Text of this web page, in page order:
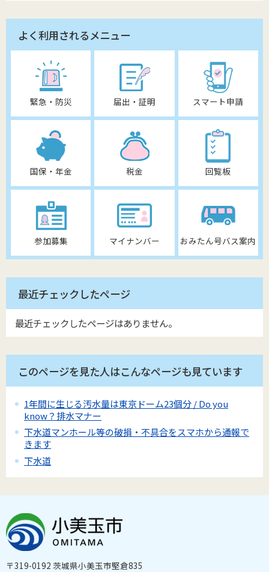
よく利用されるメニュー
緊急・防災 届出・証明 スマート申請
国保・年金 税金 回覧板
参加募集 マイナンバー おみたん号バス案内
最近チェックしたページ
最近チェックしたページはありません。
このページを見た人はこんなページも見ています
1年間に生じる汚水量は東京ドーム23個分 / Do you
know？排水マナー
下水道マンホール等の破損・不具合をスマホから通報で
きます
下水道
〒319-0192 茨城県小美玉市堅倉835